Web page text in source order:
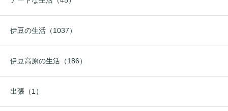
伊豆の生活（1037）
伊豆高原の生活（186）
出張（1）